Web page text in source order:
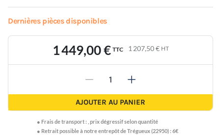
Dernières pièces disponibles
1 449,00 € TTC 1 207,50 € HT
- +
AJOUTER AU PANIER
● Frais de transport : prix dégressif selon quantité
● Retrait possible à notre entrepôt de Trégueux (22950) : 6€